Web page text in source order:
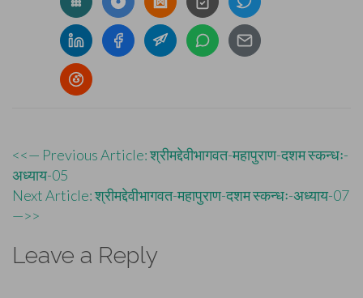
Post
navigation
<<— Previous Article: श्रीमद्देवीभागवत-महापुराण-दशम स्कन्धः-
अध्याय-05
Next Article: श्रीमद्देवीभागवत-महापुराण-दशम स्कन्धः-अध्याय-07
—>>
Leave a Reply